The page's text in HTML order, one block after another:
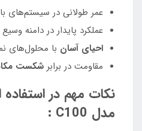
عمر طولانی در سیستم‌های با
عملکرد پایدار در دامنه وسیع pH و دما
احیای آسان با محلول‌های
مقاومت در برابر شکست
نکات مهم در استفاده
مدل C100 :